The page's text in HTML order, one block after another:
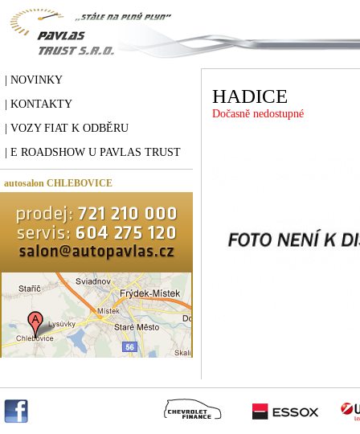
| NOVINKY
| KONTAKTY
| VOZY FIAT K ODBĚRU
| E ROADSHOW U PAVLAS TRUST
autosalon CHLEBOVICE
HADICE
Dočasně nedostupné